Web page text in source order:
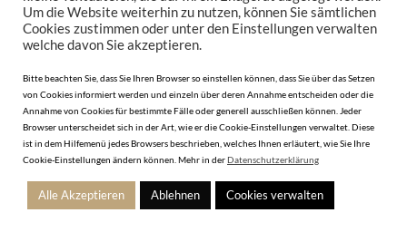
AGB
Mediadaten
Um die Website weiterhin zu nutzen, können Sie sämtlichen
Cookies zustimmen oder unter den Einstellungen verwalten
welche davon Sie akzeptieren.
Bitte beachten Sie, dass Sie Ihren Browser so einstellen können, dass Sie über das Setzen
von Cookies informiert werden und einzeln über deren Annahme entscheiden oder die
Annahme von Cookies für bestimmte Fälle oder generell ausschließen können. Jeder
Browser unterscheidet sich in der Art, wie er die Cookie-Einstellungen verwaltet. Diese
ist in dem Hilfemenü jedes Browsers beschrieben, welches Ihnen erläutert, wie Sie Ihre
Cookie-Einstellungen ändern können. Mehr in derDatenschutzerklärung
Alle Akzeptieren Ablehnen Cookies verwalten